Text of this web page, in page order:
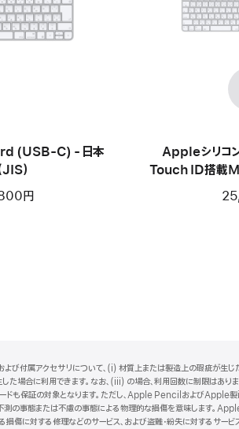
(USB-C) - 日本
JIS）
円
Appleシリコ
Touch ID搭載
ンキー付き、
前
へ
次
よび付属アクセサリについて、(i) 材質上または製造上の瑕疵が
た場合に利用できます。なお、(iii) の場合、利用回数に制限は
も保証の対象となります。ただし、Apple PencilおよびApple製
測の事態または不慮の事態による物理的な損傷を意味します
傷に対する修理などのサービス、および盗難・紛失に対するサー